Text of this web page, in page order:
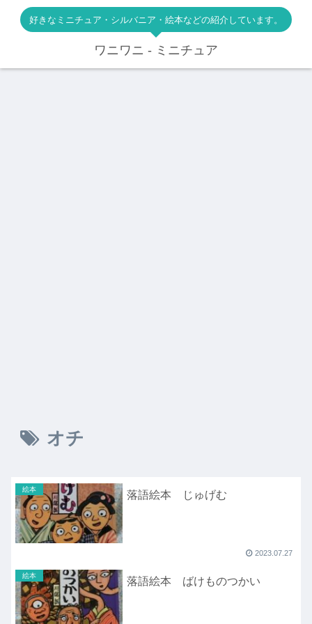
好きなミニチュア・シルバニア・絵本などの紹介しています。
ワニワニ - ミニチュア
オチ
絵本 落語絵本 じゅげむ
2023.07.27
絵本 落語絵本 ばけものつかい